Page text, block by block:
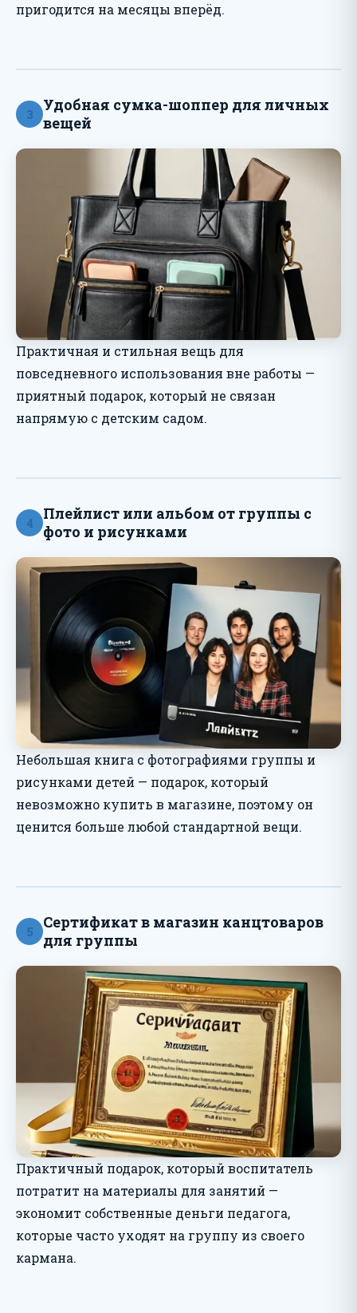
пригодится на месяцы вперёд.
3
Удобная сумка-шоппер для личных
вещей
Практичная и стильная вещь для
повседневного использования вне работы —
приятный подарок, который не связан
напрямую с детским садом.
4
Плейлист или альбом от группы с
фото и рисунками
Небольшая книга с фотографиями группы и
рисунками детей — подарок, который
невозможно купить в магазине, поэтому он
ценится больше любой стандартной вещи.
5
Сертификат в магазин канцтоваров
для группы
Практичный подарок, который воспитатель
потратит на материалы для занятий —
экономит собственные деньги педагога,
которые часто уходят на группу из своего
кармана.